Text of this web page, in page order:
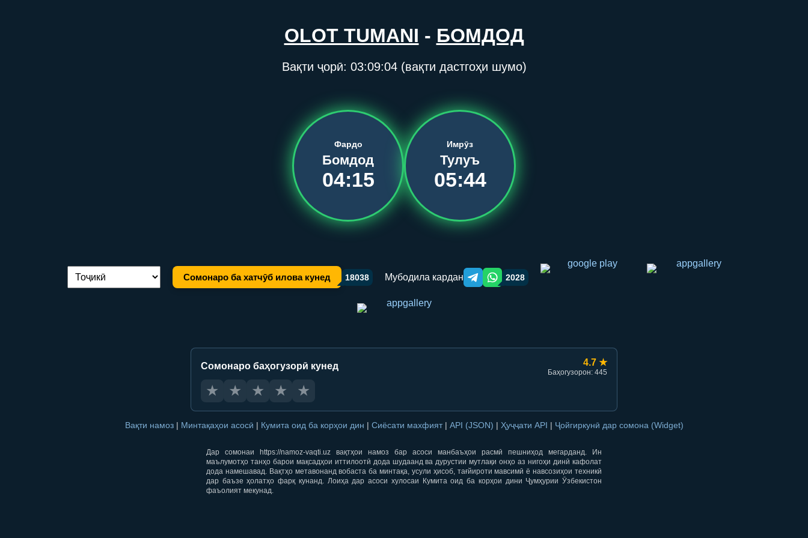
OLOT TUMANI - БОМДОД
Вақти ҷорӣ: 03:09:04(вақти дастгоҳи шумо)
Фардо
Бомдод
04:15
Имрӯз
Тулуъ
05:44
Иваз кардани забон: Сомонаро ба хатчӯб илова кунед 18038 Мубодила кардан Telegram orqali ulashish
WhatsApp orqali ulashish
2028
Сомонаро баҳогузорӣ кунед 4.7 ★
Баҳогузорон: 445
★ ★ ★ ★ ★
Вақти намоз | Минтақаҳои асосӣ | Кумита оид ба корҳои дин | Сиёсати махфият | API (JSON) | Ҳуҷҷати API | Ҷойгиркунӣ дар сомона (Widget)
Дар сомонаи https://namoz-vaqti.uz вақтҳои намоз бар асоси манбаъҳои расмӣ пешниҳод мегарданд. Ин
маълумотҳо танҳо барои мақсадҳои иттилоотӣ дода шудаанд ва дурустии мутлақи онҳо аз нигоҳи динӣ кафолат
дода намешавад. Вақтҳо метавонанд вобаста ба минтақа, усули ҳисоб, тағйироти мавсимӣ ё навсозиҳои техникӣ
дар баъзе ҳолатҳо фарқ кунанд. Лоиҳа дар асоси хулосаи Кумита оид ба корҳои дини Ҷумҳурии Ӯзбекистон
фаъолият мекунад.